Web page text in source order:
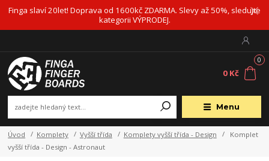
Finga slaví 20let! Doprava od 1600kč ZDARMA. Slevy až 50%, sledujte
kategorii VÝPRODEJ.
Menu
0
0 Kč
Úvod Komplety Vyšší třída Komplety vyšší třída - Design
Komplet
vyšší třída - Design - Astronaut